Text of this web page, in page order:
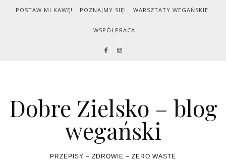
Skip to content
POSTAW MI KAWĘ! POZNAJMY SIĘ! WARSZTATY WEGAŃSKIE
WSPÓŁPRACA
Dobre Zielsko – blog
wegański
PRZEPISY – ZDROWIE – ZERO WASTE